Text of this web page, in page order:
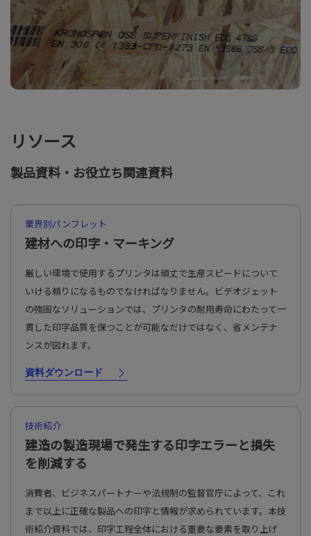
リソース
製品資料・お役立ち関連資料
業界別パンフレット
建材への印字・マーキング
厳しい環境で使用するプリンタは頑丈で生産スピードについて
いける頼りになるものでなければなりません。ビデオジェット
の強固なソリューションでは、プリンタの耐用寿命にわたって一
貫した印字品質を保つことが可能なだけではなく、省メンテナ
ンスが図れます。
資料ダウンロード
技術紹介
建造の製造現場で発生する印字エラーと損失
を削減する
消費者、ビジネスパートナーや法規制の監督官庁によって、これ
まで以上に正確な製品への印字と情報が求められています。本技
術紹介資料では、印字工程全体における重要な要素を取り上げ